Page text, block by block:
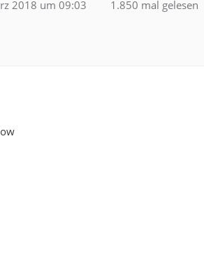
2018 um 09:03 1.850 mal gelesen